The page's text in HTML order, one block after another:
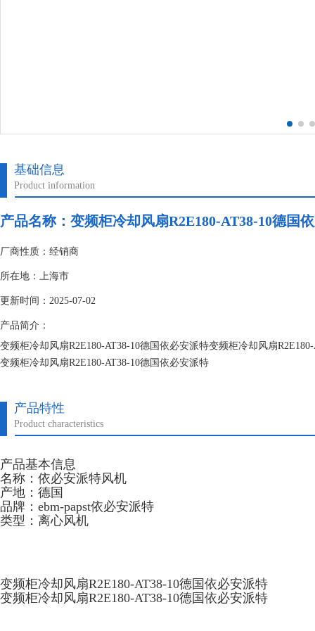
基础信息
Product information
产品名称：变频柜冷却风扇R2E180-AT38-10德国
厂商性质：经销商
所在地：上海市
更新时间：2025-07-02
产品简介：
变频柜冷却风扇R2E180-AT38-10德国依必安派特变频柜冷却风扇
变频柜冷却风扇R2E180-AT38-10德国依必安派特
产品特性
Product characteristics
产品基本信息
名称：依必安派特风机
产地：德国
品牌：ebm-papst依必安派特
类型：离心风机
变频柜冷却风扇R2E180-AT38-10德国依必安派特
变频柜冷却风扇R2E180-AT38-10德国依必安派特